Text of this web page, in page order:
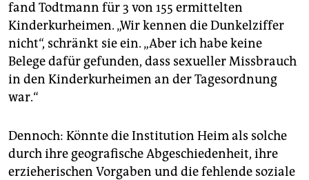
fand Todtmann für 3 von 155 ermittelten
Kinderkurheimen. „Wir kennen die Dunkelziffer
nicht“, schränkt sie ein. „Aber ich habe keine
Belege dafür gefunden, dass sexueller Missbrauch
in den Kinderkurheimen an der Tagesordnung
war.“
Dennoch: Könnte die Institution Heim als solche
durch ihre geografische Abgeschiedenheit, ihre
erzieherischen Vorgaben und die fehlende so­zia­le